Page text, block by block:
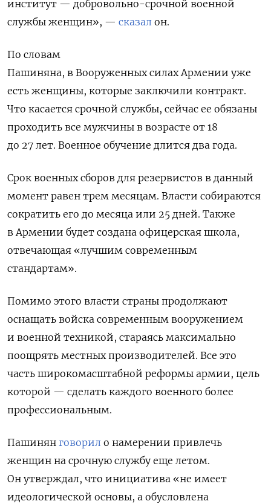
институт — добровольно-срочной военной
службы женщин», — сказал он.
По словам
Пашиняна, в Вооруженных силах Армении уже
есть женщины, которые заключили контракт.
Что касается срочной службы, сейчас ее обязаны
проходить все мужчины в возрасте от 18
до 27 лет. Военное обучение длится два года.
Срок военных сборов для резервистов в данный
момент равен трем месяцам. Власти собираются
сократить его до месяца или 25 дней. Также
в Армении будет создана офицерская школа,
отвечающая «лучшим современным
стандартам».
Помимо этого власти страны продолжают
оснащать войска современным вооружением
и военной техникой, стараясь максимально
поощрять местных производителей. Все это
часть широкомасштабной реформы армии, цель
которой — сделать каждого военного более
профессиональным.
Пашинян говорил о намерении привлечь
женщин на срочную службу еще летом.
Он утверждал, что инициатива «не имеет
идеологической основы, а обусловлена